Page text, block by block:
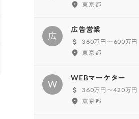
東京都
広
広告営業
360万円〜600万円
東京都
W
WEBマーケター
360万円〜420万円
東京都